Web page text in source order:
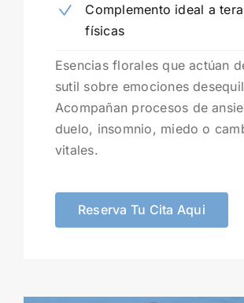
Complemento ideal a
físicas
Esencias florales que actúan
sutil sobre emociones
Acompañan procesos de
duelo, insomnio, miedo o
vitales.
Reserva Tu Cita Aqui